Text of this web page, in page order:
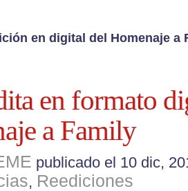
en digital del Homenaje a
en formato
a Family
publicado el 10 dic,
, Reediciones